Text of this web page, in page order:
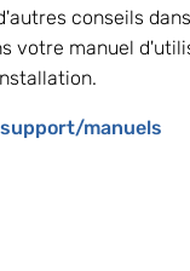
conseils
votre manuel
support/manuels